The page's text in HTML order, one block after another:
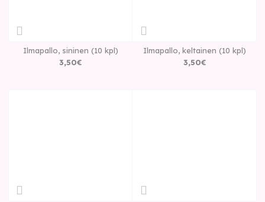
Ilmapallo, sininen (10 kpl)
3,50€
Ilmapallo, keltainen (10 kpl)
3,50€